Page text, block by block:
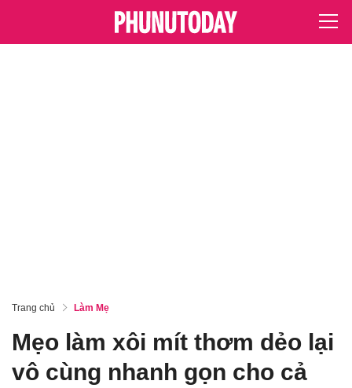
Trang chủ Làm Mẹ
Mẹo làm xôi mít thơm dẻo lại
vô cùng nhanh gọn cho cả